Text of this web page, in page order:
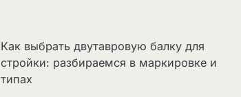
Как выбрать двутавровую балку для
стройки: разбираемся в маркировке и
типах